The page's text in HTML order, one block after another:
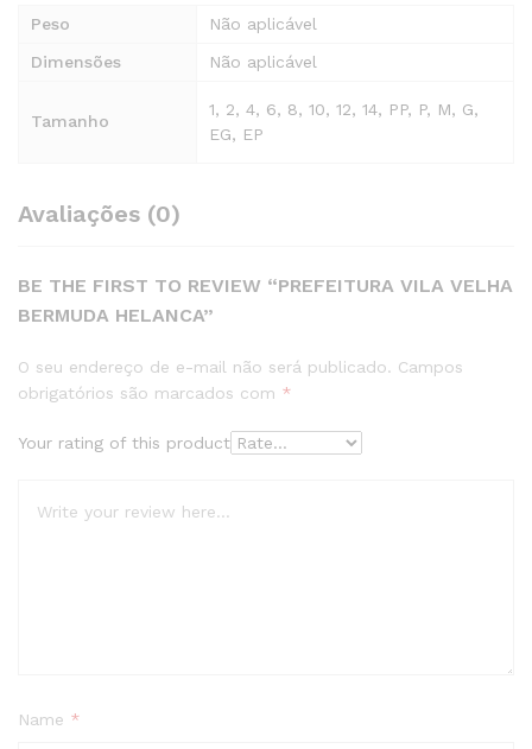
Peso
Não aplicável
Dimensões
Não aplicável
Tamanho
1, 2, 4, 6, 8, 10, 12, 14, PP, P, M, G,
EG, EP
Avaliações (0)
BE THE FIRST TO REVIEW “PREFEITURA VILA VELHA
BERMUDA HELANCA”
O seu endereço de e-mail não será publicado. Campos
obrigatórios são marcados com *
Your rating of this product
Name *